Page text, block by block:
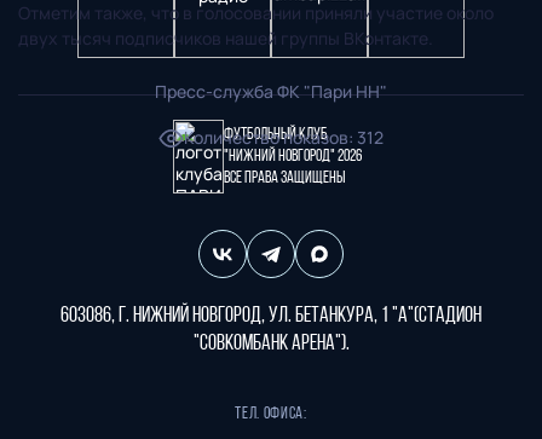
Отметим также, что в голосовании приняли участие около
двух тысяч подписчиков нашей группы ВКонтакте.
Пресс-служба ФК "Пари НН"
Количество показов: 312
Футбольный клуб
"Нижний Новгород" 2026
Все права защищены
603086, г. Нижний Новгород, ул. Бетанкура, 1 "А"(стадион
"СОВКОМБАНК АРЕНА").
Тел. офиса: